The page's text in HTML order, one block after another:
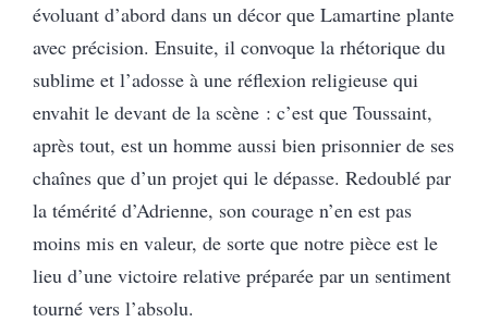
évoluant d’abord dans un décor que Lamartine plante
avec précision. Ensuite, il convoque la rhétorique du
sublime et l’adosse à une réflexion religieuse qui
envahit le devant de la scène : c’est que Toussaint,
après tout, est un homme aussi bien prisonnier de ses
chaînes que d’un projet qui le dépasse. Redoublé par
la témérité d’Adrienne, son courage n’en est pas
moins mis en valeur, de sorte que notre pièce est le
lieu d’une victoire relative préparée par un sentiment
tourné vers l’absolu.